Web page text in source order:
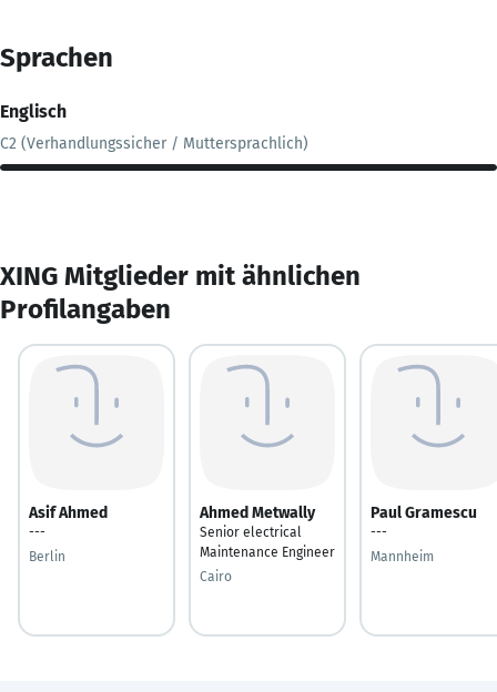
Sprachen
Englisch
C2 (Verhandlungssicher / Muttersprachlich)
XING Mitglieder mit ähnlichen
Profilangaben
Asif Ahmed
---
Berlin
Ahmed Metwally
Senior electrical
Maintenance Engineer
Cairo
Paul Gramescu
---
Mannheim